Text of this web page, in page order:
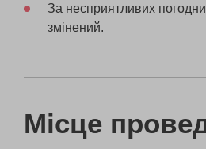
За несприятливих
змінений.
Місце